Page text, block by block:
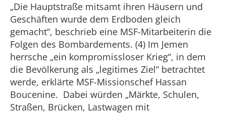
„Die Hauptstraße mitsamt ihren Häusern und
Geschäften wurde dem Erdboden gleich
gemacht“, beschrieb eine MSF-Mitarbeiterin die
Folgen des Bombardements. (4) Im Jemen
herrsche „ein kompromissloser Krieg“, in dem
die Bevölkerung als „legitimes Ziel“ betrachtet
werde, erklärte MSF-Missionschef Hassan
Boucenine. Dabei würden „Märkte, Schulen,
Straßen, Brücken, Lastwagen mit